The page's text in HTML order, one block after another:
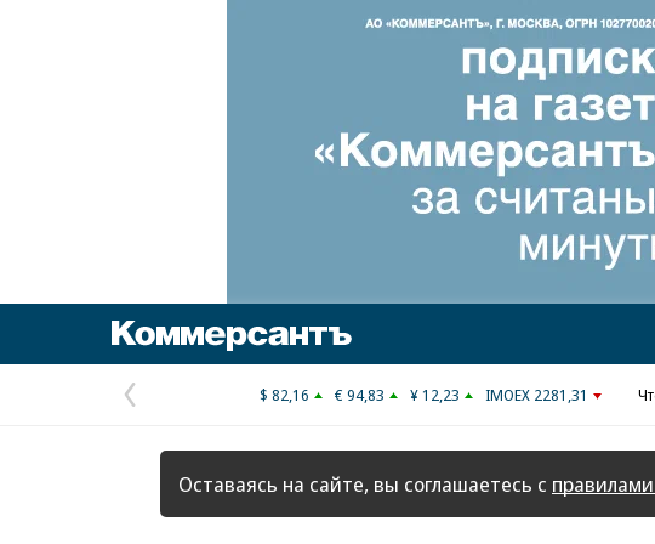
Предыдущая
страница
$ 82,16 € 94,83 ¥ 12,23 IMOEX 2281,31
Оставаясь на сайте, вы соглашаетесь с